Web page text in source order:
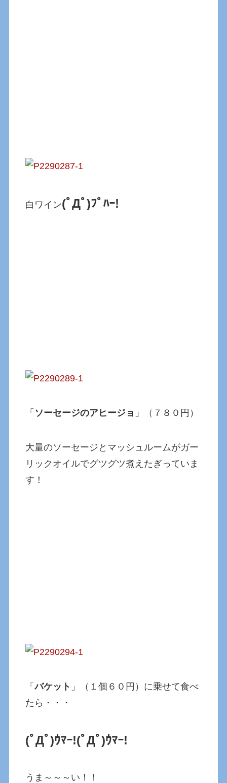
白ワイン(ﾟДﾟ)ﾌﾟﾊｰ!
「 ソーセージのアヒージョ 」（７８０円）
大量のソーセージとマッシュルームがガー
リックオイルでグツグツ煮えたぎっていま
す！
「バケット 」（１個６０円）に乗せて食べ
たら・・・
(ﾟДﾟ)ｳﾏｰ!(ﾟДﾟ)ｳﾏｰ!
うま～～～い！！